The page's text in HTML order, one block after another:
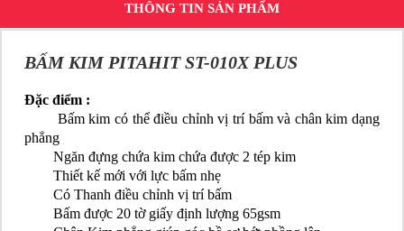
THÔNG TIN SẢN PHẨM
BẤM KIM PITAHIT ST-010X PLUS
Đặc điểm :
Bấm kim có thể điều chỉnh vị trí bấm và chân kim dạng
phẳng
Ngăn đựng chứa kim chứa được 2 tép kim
Thiết kế mới với lực bấm nhẹ
Có Thanh điều chỉnh vị trí bấm
Bấm được 20 tờ giấy định lượng 65gsm